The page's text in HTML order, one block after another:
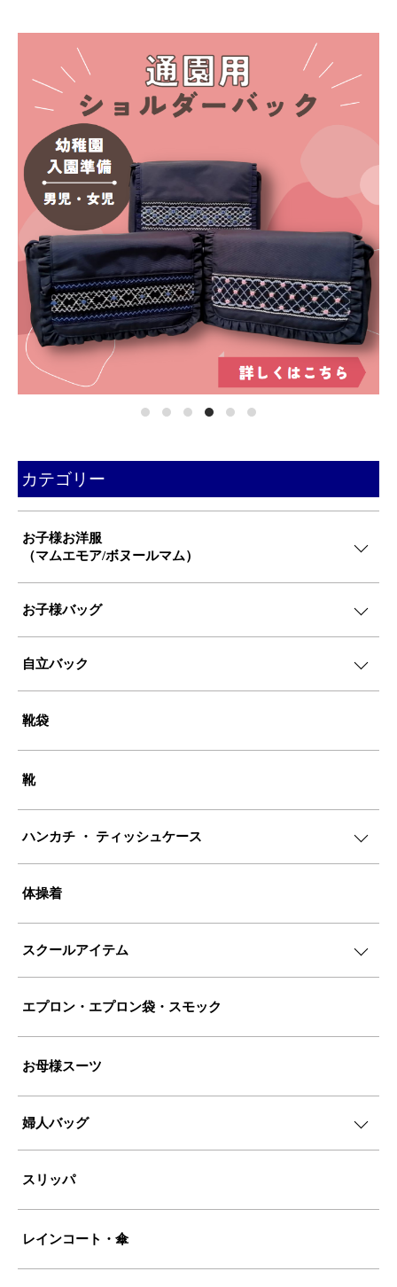
カテゴリー
お子様お洋服
（マムエモア/ボヌールマム）
お子様バッグ
自立バック
靴袋
靴
ハンカチ ・ ティッシュケース
体操着
スクールアイテム
エプロン・エプロン袋・スモック
お母様スーツ
婦人バッグ
スリッパ
レインコート・傘